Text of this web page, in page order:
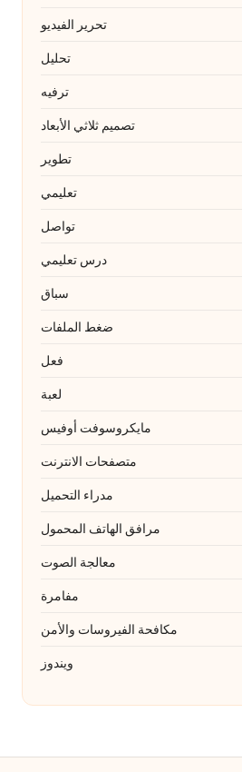
تحرير الفيديو
تحليل
ترفيه
تصميم ثلاثي الأبعاد
تطوير
تعليمي
تواصل
درس تعليمي
سباق
ضغط الملفات
فعل
لعبة
مايكروسوفت أوفيس
متصفحات الانترنت
مدراء التحميل
مرافق الهاتف المحمول
معالجة الصوت
مفامرة
مكافحة الفيروسات والأمن
ويندوز